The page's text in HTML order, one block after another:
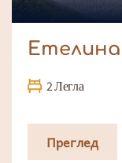
Етелина
2 Легла
Преглед